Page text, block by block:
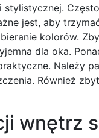
jest, aby
kolorów.
dla oka.
Należy
Również
wnętrz